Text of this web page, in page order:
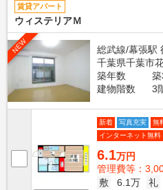
賃貸アパート
ウィステリアＭ
NEW
総武線/幕張駅
千葉県千葉市
築年数
建物階数
3
新着 写真充実
無
インターネット無料
6.1万円
管理費等：
敷
6.1万 礼